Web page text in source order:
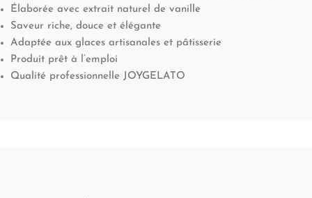
Élaborée avec extrait naturel de vanille
Saveur riche, douce et élégante
Adaptée aux glaces artisanales et pâtisserie
Produit prêt à l’emploi
Qualité professionnelle JOYGELATO